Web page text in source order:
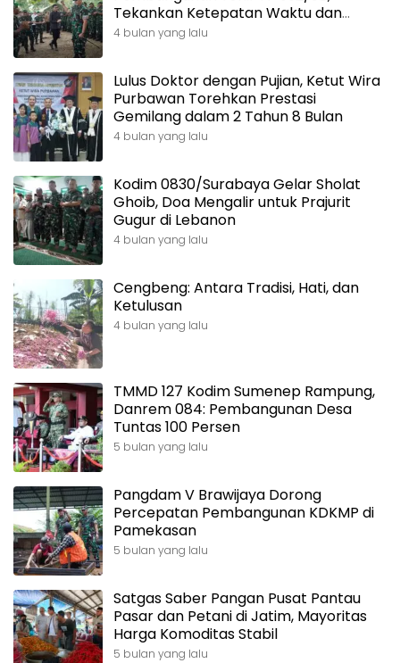
Tekankan Ketepatan Waktu dan
Kualitas
4 bulan yang lalu
Lulus Doktor dengan Pujian, Ketut Wira
Purbawan Torehkan Prestasi
Gemilang dalam 2 Tahun 8 Bulan
4 bulan yang lalu
Kodim 0830/Surabaya Gelar Sholat
Ghoib, Doa Mengalir untuk Prajurit
Gugur di Lebanon
4 bulan yang lalu
Cengbeng: Antara Tradisi, Hati, dan
Ketulusan
4 bulan yang lalu
TMMD 127 Kodim Sumenep Rampung,
Danrem 084: Pembangunan Desa
Tuntas 100 Persen
5 bulan yang lalu
Pangdam V Brawijaya Dorong
Percepatan Pembangunan KDKMP di
Pamekasan
5 bulan yang lalu
Satgas Saber Pangan Pusat Pantau
Pasar dan Petani di Jatim, Mayoritas
Harga Komoditas Stabil
5 bulan yang lalu